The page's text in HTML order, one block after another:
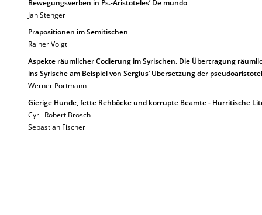
Bewegungsverben in Ps.-Aristoteles’ De mundo
Jan Stenger
Präpositionen im Semitischen
Rainer Voigt
Aspekte räumlicher Codierung im Syrischen. Die Übertragung
ins Syrische am Beispiel von Sergius’ Übersetzung der
Werner Portmann
Gierige Hunde, fette Rehböcke und korrupte Beamte - Hurritische
Cyril Robert Brosch
Sebastian Fischer